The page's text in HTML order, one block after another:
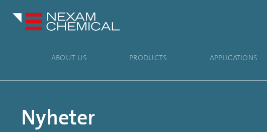
ABOUT US PRODUCTS APPLICATIONS
Nyheter